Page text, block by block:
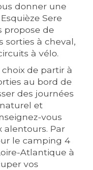
donner une
Sere
propose de
sorties à cheval,
à vélo.
de partir à
au bord de
des journées
et
vous
alentours. Par
le camping 4
Atlantique à
vos